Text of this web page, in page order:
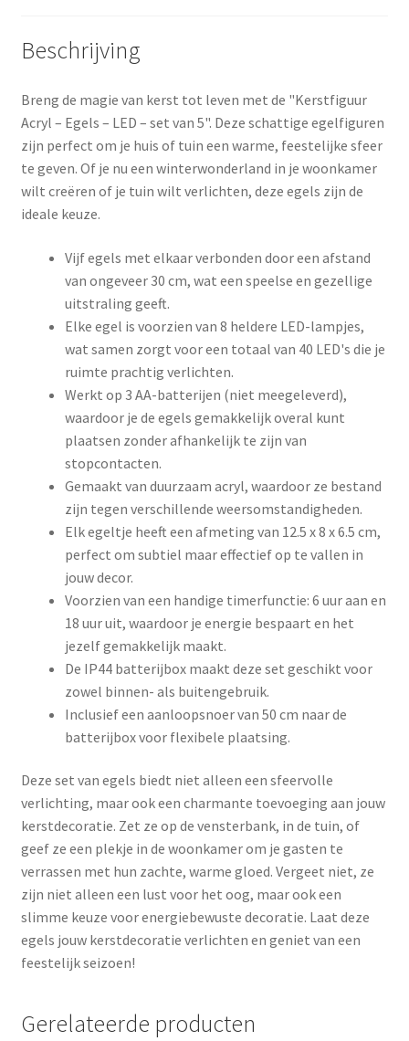
Beschrijving
Breng de magie van kerst tot leven met de "Kerstfiguur
Acryl – Egels – LED – set van 5". Deze schattige egelfiguren
zijn perfect om je huis of tuin een warme, feestelijke sfeer
te geven. Of je nu een winterwonderland in je woonkamer
wilt creëren of je tuin wilt verlichten, deze egels zijn de
ideale keuze.
Vijf egels met elkaar verbonden door een afstand
van ongeveer 30 cm, wat een speelse en gezellige
uitstraling geeft.
Elke egel is voorzien van 8 heldere LED-lampjes,
wat samen zorgt voor een totaal van 40 LED's die je
ruimte prachtig verlichten.
Werkt op 3 AA-batterijen (niet meegeleverd),
waardoor je de egels gemakkelijk overal kunt
plaatsen zonder afhankelijk te zijn van
stopcontacten.
Gemaakt van duurzaam acryl, waardoor ze bestand
zijn tegen verschillende weersomstandigheden.
Elk egeltje heeft een afmeting van 12.5 x 8 x 6.5 cm,
perfect om subtiel maar effectief op te vallen in
jouw decor.
Voorzien van een handige timerfunctie: 6 uur aan en
18 uur uit, waardoor je energie bespaart en het
jezelf gemakkelijk maakt.
De IP44 batterijbox maakt deze set geschikt voor
zowel binnen- als buitengebruik.
Inclusief een aanloopsnoer van 50 cm naar de
batterijbox voor flexibele plaatsing.
Deze set van egels biedt niet alleen een sfeervolle
verlichting, maar ook een charmante toevoeging aan jouw
kerstdecoratie. Zet ze op de vensterbank, in de tuin, of
geef ze een plekje in de woonkamer om je gasten te
verrassen met hun zachte, warme gloed. Vergeet niet, ze
zijn niet alleen een lust voor het oog, maar ook een
slimme keuze voor energiebewuste decoratie. Laat deze
egels jouw kerstdecoratie verlichten en geniet van een
feestelijk seizoen!
Gerelateerde producten